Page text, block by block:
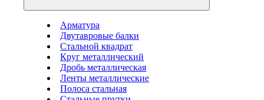
Арматура
Двутавровые балки
Стальной квадрат
Круг металлический
Дробь металлическая
Ленты металлические
Полоса стальная